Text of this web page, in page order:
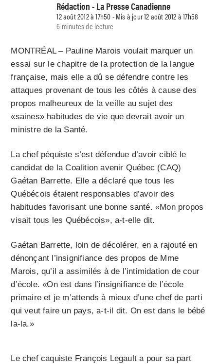
Rédaction - La Presse Canadienne
12 août 2012 à 17h50 - Mis à jour 12 août 2012 à 17h58
6 minutes de lecture
MONTRÉAL – Pauline Marois voulait marquer un
essai sur le chapitre de la protection de la langue
française, mais elle a dû se défendre contre les
attaques provenant de tous les côtés à cause des
propos malheureux de la veille au sujet des
«saines» habitudes de vie que devrait avoir un
ministre de la Santé.
La chef péquiste s’est défendue d’avoir ciblé le
candidat de la Coalition avenir Québec (CAQ)
Gaétan Barrette. Elle a déclaré que tous les
Québécois étaient responsables d’avoir des
habitudes favorisant une bonne santé. «Mon propos
visait tous les Québécois», a-t-elle dit.
Gaétan Barrette, loin de décolérer, en a rajouté en
dénonçant l’insignifiance des propos de Mme
Marois, qu’il a assimilés à de l’intimidation de cour
d’école. «On est dans l’insignifiance de l’école
primaire et je m’attends à mieux d’une chef de parti
qui veut faire un pays, a-t-il dit. On est dans le bébé
la-la.»
Le chef caquiste François Legault a pour sa part